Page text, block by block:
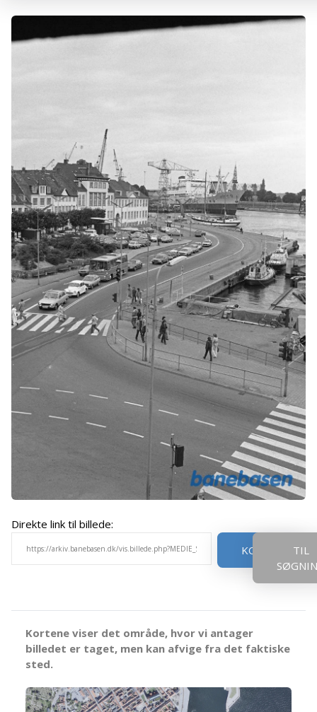
Direkte link til billede:
KOPIER
TIL
Kortene viser det område, hvor vi antager
billedet er taget, men kan afvige fra det faktiske
sted.